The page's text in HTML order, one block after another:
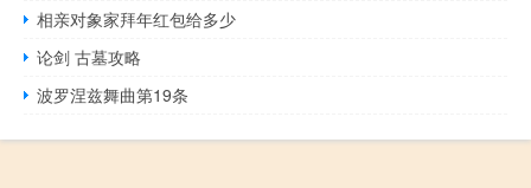
相亲对象家拜年红包给多少
论剑 古墓攻略
波罗涅兹舞曲第19条